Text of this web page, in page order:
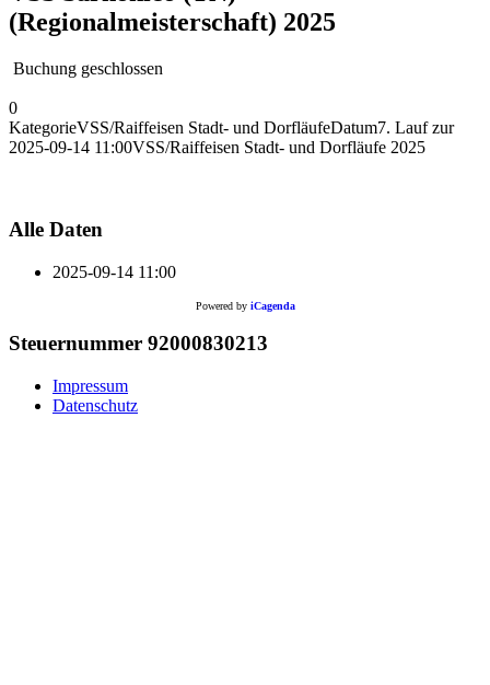
(Regionalmeisterschaft) 2025
Buchung geschlossen
0
KategorieVSS/Raiffeisen Stadt- und DorfläufeDatum
2025-09-14 11:00
7. Lauf zur
VSS/Raiffeisen Stadt- und Dorfläufe 2025
Alle Daten
2025-09-14 11:00
Powered by iCagenda
Steuernummer 92000830213
Impressum
Datenschutz